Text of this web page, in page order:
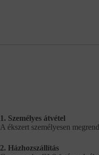
1. Személyes átvétel
A ékszert személyesen
2. Házhozszállítás